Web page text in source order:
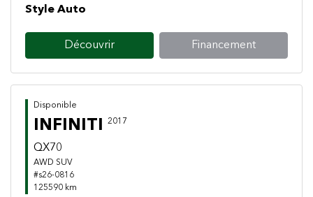
Style Auto
Découvrir Financement
Disponible
INFINITI 2017
QX70
AWD SUV
#s26-0816
125590 km